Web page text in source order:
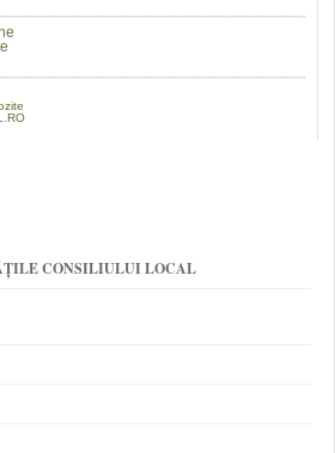
CONSILIULUI LOCAL